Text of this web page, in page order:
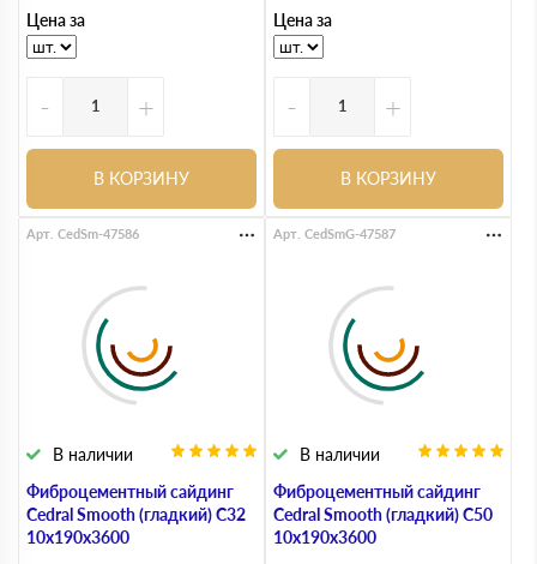
Цена за
- +
В КОРЗИНУ
Цена за
- +
В КОРЗИНУ
Фиброцементный сайдинг
Cedral Smooth (гладкий) С32
10х190х3600
В наличии
Арт. CedSm-47586
Фиброцементный сайдинг
Cedral Smooth (гладкий) С50
10х190х3600
В наличии
Арт. CedSmG-47587